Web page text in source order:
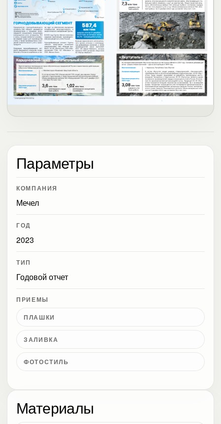
Параметры
КОМПАНИЯ
Мечел
ГОД
2023
ТИП
Годовой отчет
ПРИЕМЫ
ПЛАШКИ
ЗАЛИВКА
ФОТОСТИЛЬ
Материалы